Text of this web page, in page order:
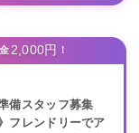
2,000円 ！
準備スタッフ募集
フレンドリーでア